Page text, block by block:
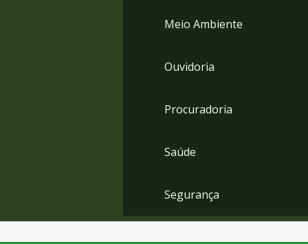
Meio Ambiente
Ouvidoria
Procuradoria
Saúde
Segurança